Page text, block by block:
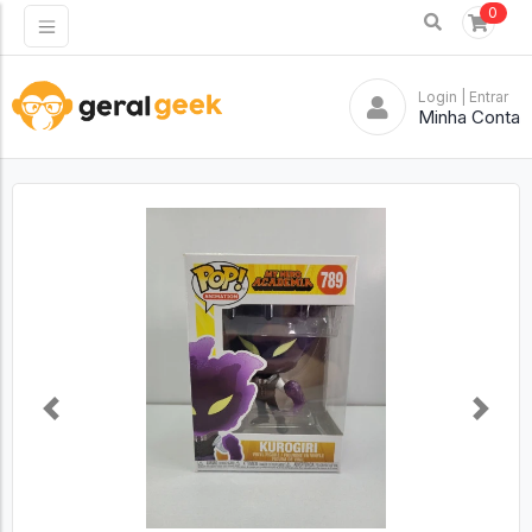
0
Login | Entrar
Minha Conta
Previous Next